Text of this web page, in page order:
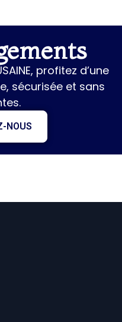
profitez d’une
sécurisée et sans
NOUS